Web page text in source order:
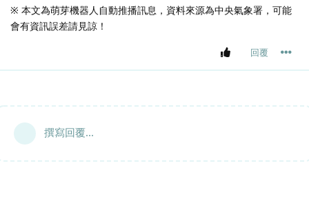
※ 本文為萌芽機器人自動推播訊息，資料來源為中央氣象署，可能
會有資訊誤差請見諒！
回覆
撰寫回覆...